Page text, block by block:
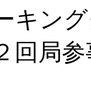
キン
回局